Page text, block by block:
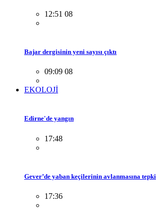
12:51 08
Bajar dergisinin yeni sayısı çıktı
09:09 08
EKOLOJİ
Edirne'de yangın
17:48
Gever’de yaban keçilerinin avlanmasına tepki
17:36